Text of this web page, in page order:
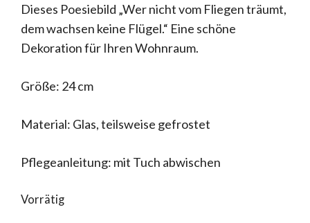
Dieses Poesiebild „Wer nicht vom Fliegen träumt,
dem wachsen keine Flügel.“ Eine schöne
Dekoration für Ihren Wohnraum.
Größe: 24 cm
Material: Glas, teilsweise gefrostet
Pflegeanleitung: mit Tuch abwischen
Vorrätig